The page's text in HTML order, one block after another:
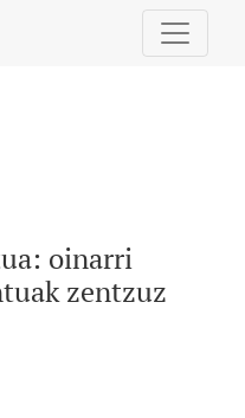
teorikoak medikamentuak
oinarri
zentzuz